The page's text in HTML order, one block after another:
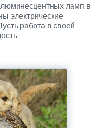
ламп в
электрические
работа в своей